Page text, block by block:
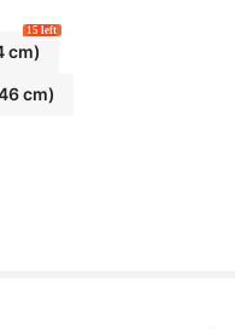
cm)
15 left
cm)